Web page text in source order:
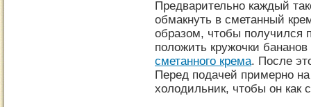
Предварительно каждый
обмакнуть в сметанный
образом, чтобы получился
положить кружочки
сметанного крема. После
Перед подачей примерно
холодильник, чтобы он как